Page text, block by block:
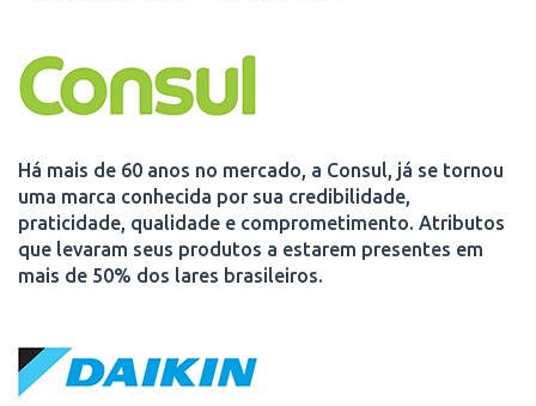
Há mais de 60 anos no mercado, a Consul, já se tornou
uma marca conhecida por sua credibilidade,
praticidade, qualidade e comprometimento. Atributos
que levaram seus produtos a estarem presentes em
mais de 50% dos lares brasileiros.